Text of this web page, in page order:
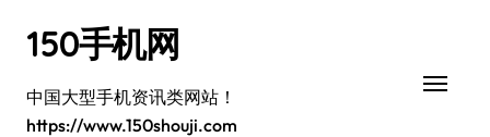
150手机网
中国大型手机资讯类网站！
https://www.150shouji.com